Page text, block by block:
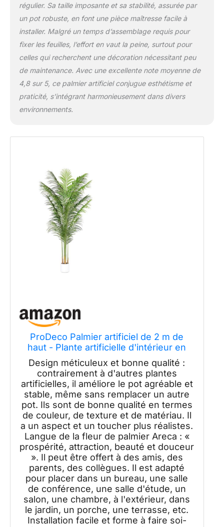
régulier. Sa taille imposante et sa stabilité, assurée par
un pot robuste, en font une pièce maîtresse facile à
installer. Malgré un temps d’assemblage requis pour
fixer les feuilles, l’effort en vaut la peine, surtout pour
celles qui recherchent une décoration nécessitant peu
de maintenance. Avec une excellente note moyenne de
4,8 sur 5, ce palmier artificiel conjugue esthétisme et
praticité, s’intégrant harmonieusement dans divers
environnements.
ProDeco Palmier artificiel de 2 m de
haut - Plante artificielle d'intérieur en
soie verte - Grande plante artificielle en
pot - Décoration pour la maison, le
bureau, le salon et l'extérieur
Design méticuleux et bonne qualité :
contrairement à d'autres plantes
artificielles, il améliore le pot agréable et
stable, même sans remplacer un autre
pot. Ils sont de bonne qualité en termes
de couleur, de texture et de matériau. Il
a un aspect et un toucher plus réalistes.
Langue de la fleur de palmier Areca : «
prospérité, attraction, beauté et douceur
». Il peut être offert à des amis, des
parents, des collègues. Il est adapté
pour placer dans un bureau, une salle
de conférence, une salle d'étude, un
salon, une chambre, à l'extérieur, dans
le jardin, un porche, une terrasse, etc.
Installation facile et forme à faire soi-